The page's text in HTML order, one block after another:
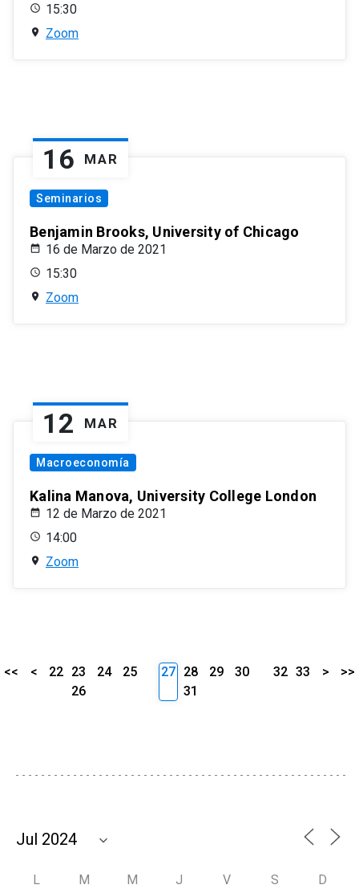
15:30
Zoom
16 MAR
Seminarios
Benjamin Brooks, University of Chicago
16 de Marzo de 2021
15:30
Zoom
12 MAR
Macroeconomía
Kalina Manova, University College London
12 de Marzo de 2021
14:00
Zoom
<< < 22 23 24
25
26
27 28 29
30
31
32 33 > >>
L M M J V S D